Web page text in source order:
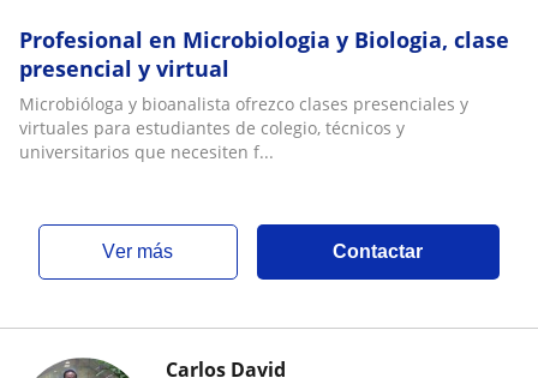
Profesional en Microbiologia y Biologia, clase
presencial y virtual
Microbióloga y bioanalista ofrezco clases presenciales y
virtuales para estudiantes de colegio, técnicos y
universitarios que necesiten f...
ver más Contactar
Carlos David